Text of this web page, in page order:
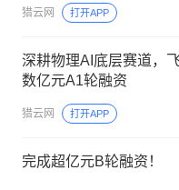
猎云网 打开APP
深耕物理AI底层赛道，
数亿元A1轮融资
猎云网 打开APP
完成超亿元B轮融资！